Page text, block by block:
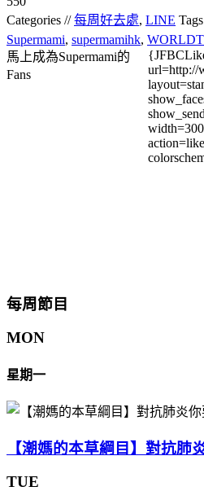
Categories //每周好去處, LINE Tags
Supermami, supermamihk,
馬上成為Supermami的
Fans
url=http://
width=300
action=like
每周節目
MON
星期一
【潮媽的本草綱目】對抗肺
TUE